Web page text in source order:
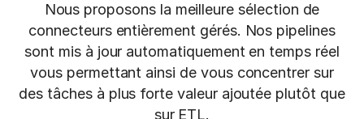
Nous proposons la meilleure sélection de
connecteurs entièrement gérés. Nos pipelines
sont mis à jour automatiquement en temps réel
vous permettant ainsi de vous concentrer sur
des tâches à plus forte valeur ajoutée plutôt que
sur ETL.